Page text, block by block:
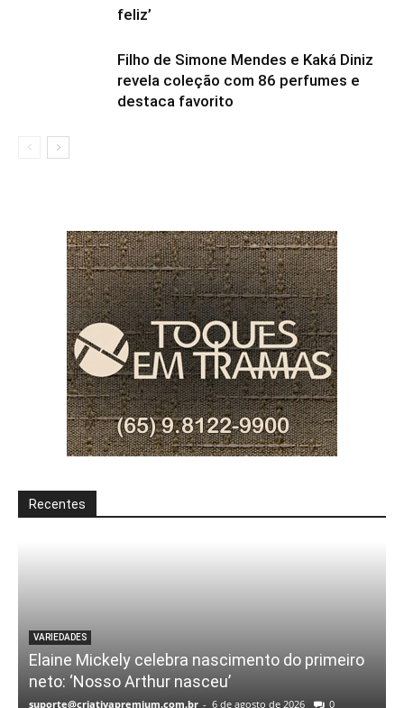
feliz’
Filho de Simone Mendes e Kaká Diniz
revela coleção com 86 perfumes e
destaca favorito
Recentes
VARIEDADES
Elaine Mickely celebra nascimento do primeiro
neto: ‘Nosso Arthur nasceu’
suporte@criativapremium.com.br - 6 de agosto de 2026 0